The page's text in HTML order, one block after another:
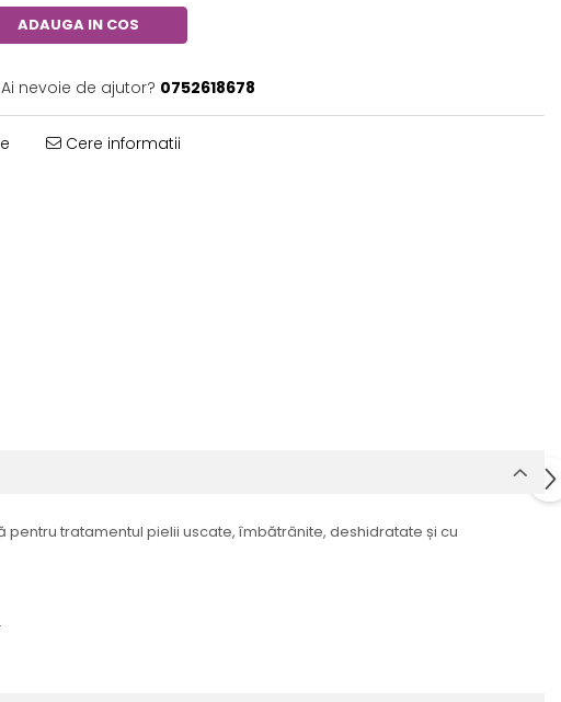
ADAUGA IN COS
Ai nevoie de ajutor? 0752618678
Cere informatii
tratamentul pielii uscate, îmbătrânite, deshidratate și cu